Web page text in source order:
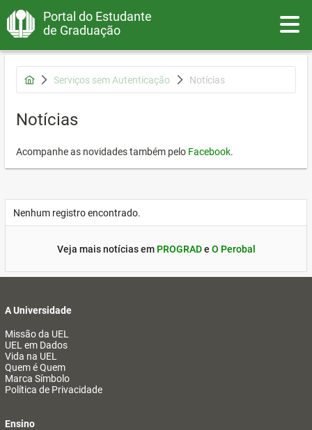
Portal do Estudante
de Graduação
Serviços sem Autenticação Notícias
Notícias
Acompanhe as novidades também pelo Facebook.
Nenhum registro encontrado.
Veja mais notícias em PROGRADe O Perobal
A Universidade
Missão da UEL
UEL em Dados
Vida na UEL
Quem é Quem
Marca Símbolo
Política de Privacidade
Ensino